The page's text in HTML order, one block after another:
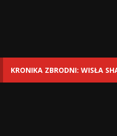
KRONIKA ZBRODNI: WISŁA